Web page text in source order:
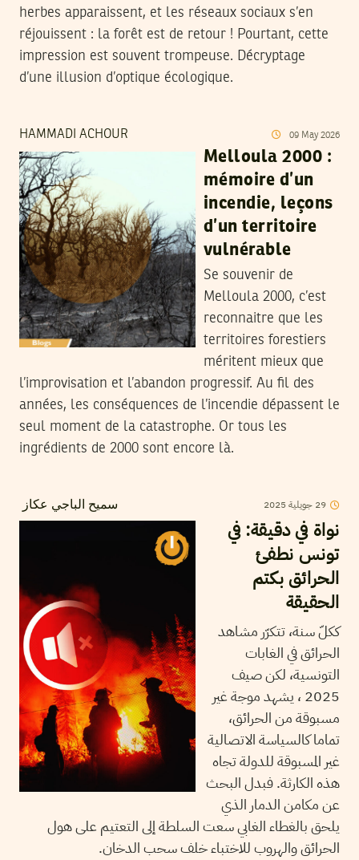
herbes apparaissent, et les réseaux sociaux s’en
réjouissent : la forêt est de retour ! Pourtant, cette
impression est souvent trompeuse. Décryptage
d’une illusion d’optique écologique.
HAMMADI ACHOUR 09 May 2026
Melloula 2000 :
mémoire d’un
incendie, leçons
d’un territoire
vulnérable
Se souvenir de
Melloula 2000, c’est
reconnaitre que les
territoires forestiers
méritent mieux que
l’improvisation et l’abandon progressif. Au fil des
années, les conséquences de l’incendie dépassent le
seul moment de la catastrophe. Or tous les
ingrédients de 2000 sont encore là.
سميح الباجي عكاز 29 جويلية 2025
نواة في دقيقة: في
تونس نطفئ
الحرائق بكتم
الحقيقة
ككلّ سنة، تتكرّر مشاهد
الحرائق في الغابات
التونسية، لكن صيف
2025 ، يشهد موجة غير
مسبوقة من الحرائق،
تماما كالسياسة الاتصالية
غير المسبوقة للدولة تجاه
هذه الكارثة. فبدل البحث
عن مكامن الدمار الذي
يلحق بالغطاء الغابي سعت السلطة إلى التعتيم على هول
الحرائق والهروب للاختباء خلف سحب الدخان.